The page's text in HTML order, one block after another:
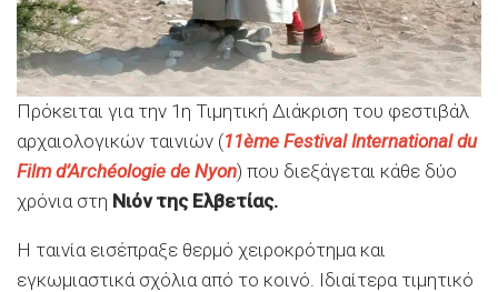
Πρόκειται για την 1η Τιμητική Διάκριση του φεστιβάλ
αρχαιολογικών ταινιών (11ème Festival International du
Film d’Archéologie de Nyon) που διεξάγεται κάθε δύο
χρόνια στη Νιόν της Ελβετίας.
Η ταινία εισέπραξε θερμό χειροκρότημα και
εγκωμιαστικά σχόλια από το κοινό. Ιδιαίτερα τιμητικό